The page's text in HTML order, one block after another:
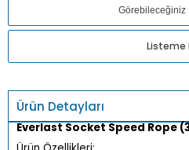
Görebileceğiniz
Listeme
Ürün Detayları
Everlast Socket Speed Rope